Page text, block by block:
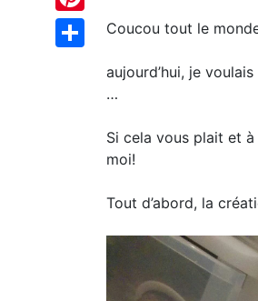
Coucou tout le
aujourd’hui, je
…
Si cela vous plait et
moi!
Tout d’abord, la
Pinterest